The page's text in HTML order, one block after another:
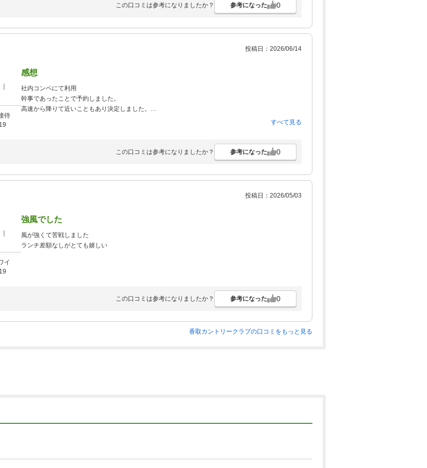
この口コミは参考になりましたか？ 参考になった 0
投稿日：2026/06/14
待
感想
社内コンペにて利用
幹事であったことで予約しました。
高速から降りて近いこともあり決定しました。
すべて見る
この口コミは参考になりましたか？ 参考になった 0
投稿日：2026/05/03
イ
強風でした
風が強くて苦戦しました
ランチ差額なしがとても嬉しい
この口コミは参考になりましたか？ 参考になった 0
香取カントリークラブの口コミをもっと見る